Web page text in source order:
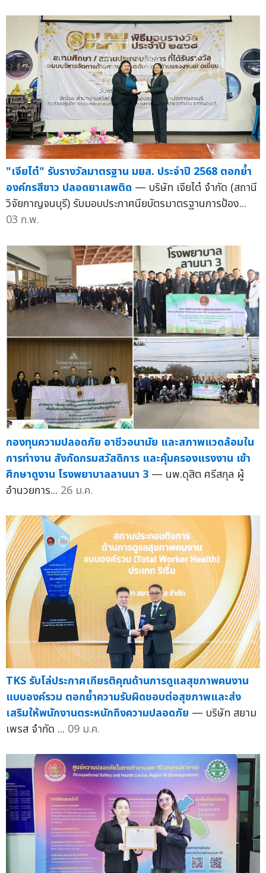
"เจียไต๋" รับรางวัลมาตรฐาน มยส. ประจำปี 2568 ตอกย้ำ
องค์กรสีขาว ปลอดยาเสพติด — บริษัท เจียไต๋ จำกัด (สถานี
วิจัยกาญจนบุรี) รับมอบประกาศนียบัตรมาตรฐานการป้อง...
03 ก.พ.
กองทุนความปลอดภัย อาชีวอนามัย และสภาพแวดล้อมใน
การทำงาน สังกัดกรมสวัสดิการ และคุ้มครองแรงงาน เข้า
ศึกษาดูงาน โรงพยาบาลลานนา 3 — นพ.ดุสิต ศรีสกุล ผู้
อำนวยการ... 26 ม.ค.
TKS รับโล่ประกาศเกียรติคุณด้านการดูแลสุขภาพคนงาน
แบบองค์รวม ตอกย้ำความรับผิดชอบต่อสุขภาพและส่ง
เสริมให้พนักงานตระหนักถึงความปลอดภัย — บริษัท สยาม
เพรส จำกัด ... 09 ม.ค.